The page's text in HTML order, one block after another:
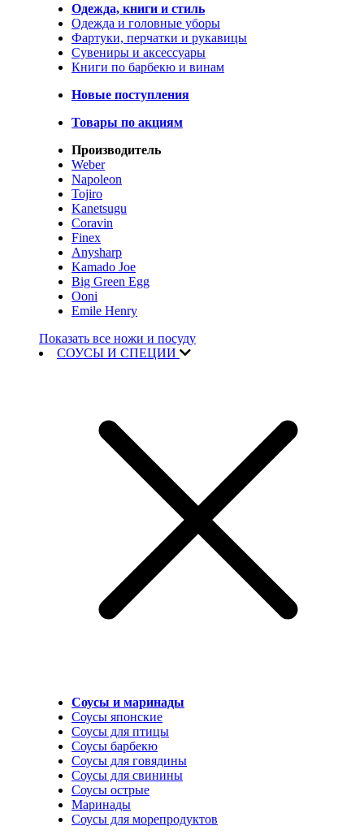
Одежда, книги и стиль
Одежда и головные уборы
Фартуки, перчатки и рукавицы
Сувениры и аксессуары
Книги по барбекю и винам
Новые поступления
Товары по акциям
Производитель
Weber
Napoleon
Tojiro
Kanetsugu
Coravin
Finex
Anysharp
Kamado Joe
Big Green Egg
Ooni
Emile Henry
Показать все ножи и посуду
СОУСЫ И СПЕЦИИ
Соусы и маринады
Соусы японские
Соусы для птицы
Соусы барбекю
Соусы для говядины
Соусы для свинины
Соусы острые
Маринады
Соусы для морепродуктов